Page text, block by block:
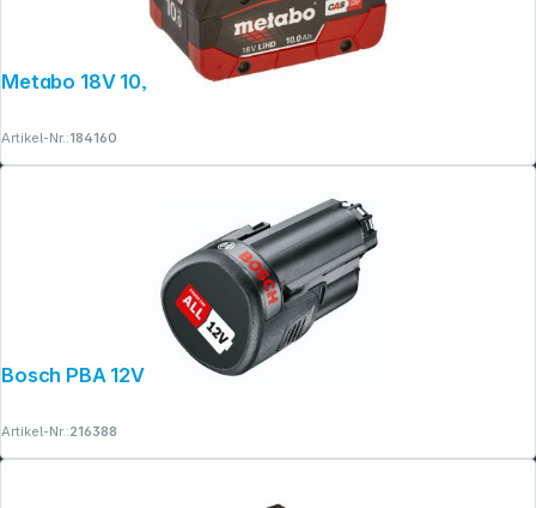
Metabo 18V 10,0Ah LiHD Akku-Pack
Artikel-Nr.:184160
Bosch PBA 12V 2.0 Ah O-B Akkupack
Artikel-Nr.:216388